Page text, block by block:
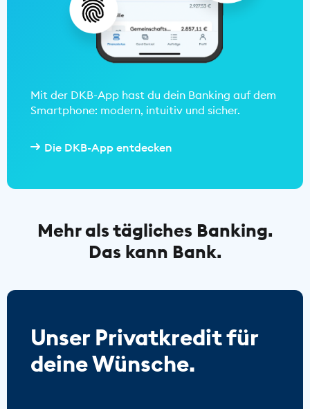
Mit der DKB-App hast du dein Banking auf dem
Smartphone: modern, intuitiv und sicher.
Die DKB-App entdecken
Mehr als tägliches Banking.
Das kann Bank.
Unser Privatkredit für
deine Wünsche.